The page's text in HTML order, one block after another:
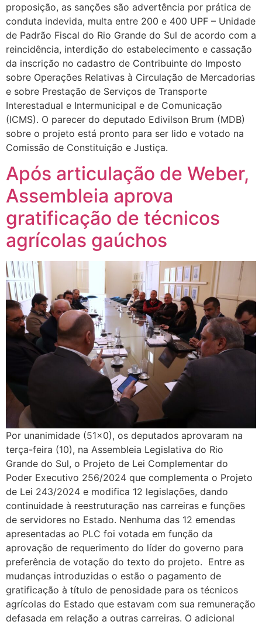
proposição, as sanções são advertência por prática de
conduta indevida, multa entre 200 e 400 UPF – Unidade
de Padrão Fiscal do Rio Grande do Sul de acordo com a
reincidência, interdição do estabelecimento e cassação
da inscrição no cadastro de Contribuinte do Imposto
sobre Operações Relativas à Circulação de Mercadorias
e sobre Prestação de Serviços de Transporte
Interestadual e Intermunicipal e de Comunicação
(ICMS). O parecer do deputado Edivilson Brum (MDB)
sobre o projeto está pronto para ser lido e votado na
Comissão de Constituição e Justiça.
Após articulação de Weber,
Assembleia aprova
gratificação de técnicos
agrícolas gaúchos
Por unanimidade (51×0), os deputados aprovaram na
terça-feira (10), na Assembleia Legislativa do Rio
Grande do Sul, o Projeto de Lei Complementar do
Poder Executivo 256/2024 que complementa o Projeto
de Lei 243/2024 e modifica 12 legislações, dando
continuidade à reestruturação nas carreiras e funções
de servidores no Estado. Nenhuma das 12 emendas
apresentadas ao PLC foi votada em função da
aprovação de requerimento do líder do governo para
preferência de votação do texto do projeto. Entre as
mudanças introduzidas o estão o pagamento de
gratificação à título de penosidade para os técnicos
agrícolas do Estado que estavam com sua remuneração
defasada em relação a outras carreiras. O adicional